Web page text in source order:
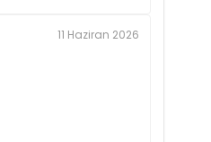
11 Haziran 2026